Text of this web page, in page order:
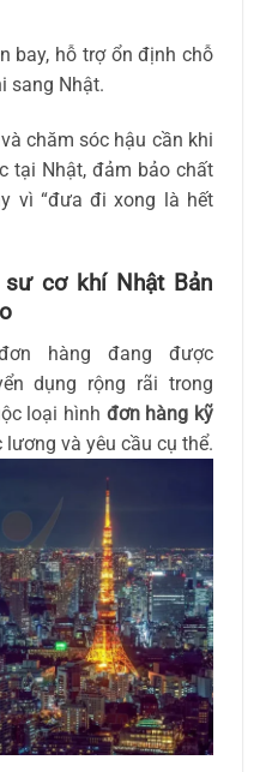
bay, hỗ trợ ổn định chỗ
sang Nhật.
chăm sóc hậu cần khi
tại Nhật, đảm bảo chất
vì “đưa đi xong là hết
cơ khí Nhật Bản
hàng đang được
dụng rộng rãi trong
loại hình đơn hàng kỹ
lương và yêu cầu cụ thể.